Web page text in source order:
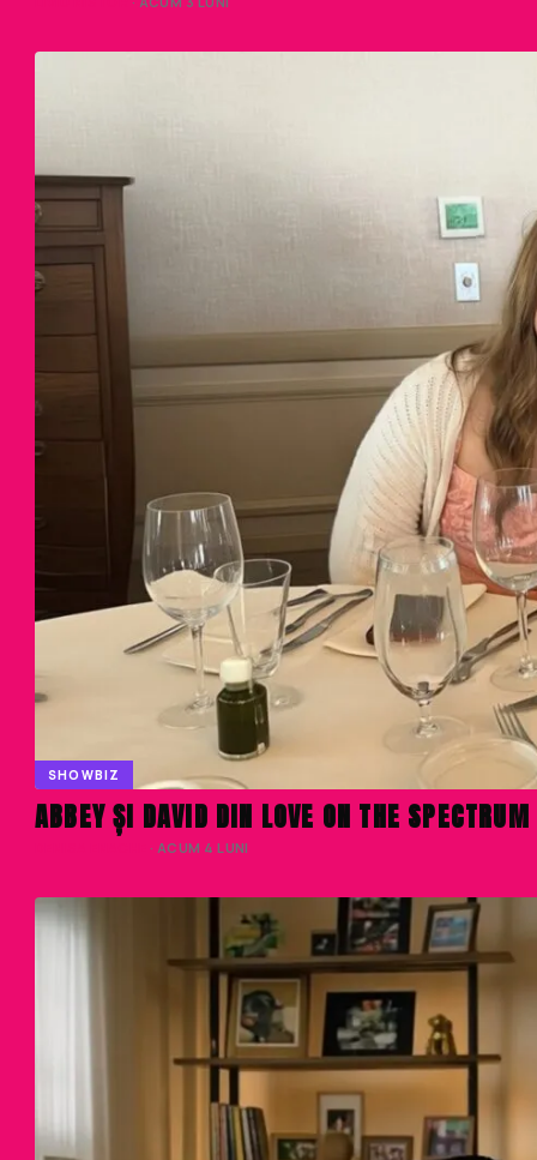
SHOWBIZ
ABBEY ȘI DAVID DIN LOVE ON THE
· ACUM 4 LUNI